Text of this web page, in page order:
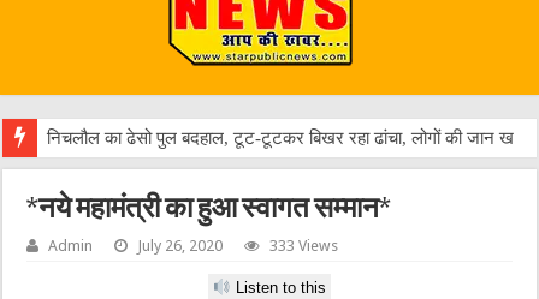
जलभर
*नये महामंत्री का हुआ स्वागत सम्मान*
Admin July 26, 2020 333 Views
Listen to this